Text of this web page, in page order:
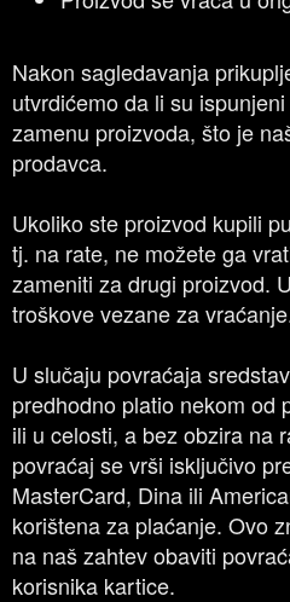
Nakon sagledavanja
utvrdićemo da li su
zamenu proizvoda, što je
prodavca.
Ukoliko ste proizvod kupili
tj. na rate, ne možete ga
zameniti za drugi proizvod.
troškove vezane za
U slučaju povraćaja
predhodno platio nekom od
ili u celosti, a bez obzira na
povraćaj se vrši isključivo
MasterCard, Dina ili
korištena za plaćanje. Ovo
na naš zahtev obaviti
korisnika kartice.